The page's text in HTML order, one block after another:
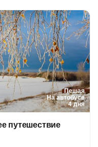
Пешая
На автобусе
4 дня
путешествие